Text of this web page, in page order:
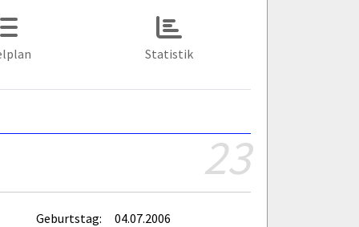
Statistik
23
Geburtstag:
04.07.2006